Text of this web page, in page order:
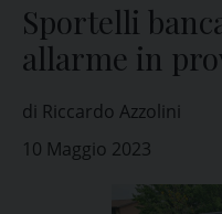
Sportelli
allarme in
di Riccardo Azzolini
10 Maggio 2023